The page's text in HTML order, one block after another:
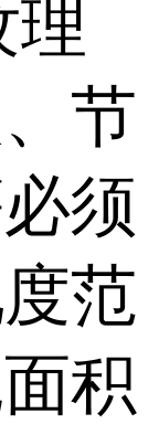
理
节
须
范
积